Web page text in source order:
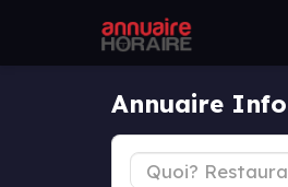
Annuaire